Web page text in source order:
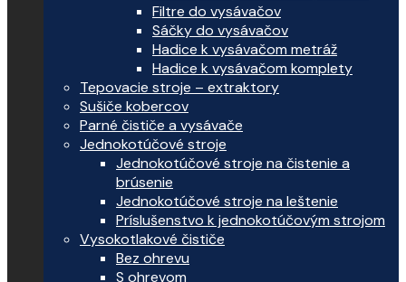
Filtre do vysávačov
Sáčky do vysávačov
Hadice k vysávačom metráž
Hadice k vysávačom komplety
Tepovacie stroje – extraktory
Sušiče kobercov
Parné čističe a vysávače
Jednokotúčové stroje
Jednokotúčové stroje na čistenie a
brúsenie
Jednokotúčové stroje na leštenie
Príslušenstvo k jednokotúčovým strojom
Vysokotlakové čističe
Bez ohrevu
S ohrevom